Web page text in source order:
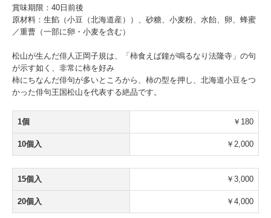
賞味期限：40日前後
原材料：生餡（小豆（北海道産））、砂糖、小麦粉、水飴、卵、蜂蜜
／重曹（一部に卵・小麦を含む）
松山が生んだ俳人正岡子規は、「柿食えば鐘が鳴るなり法隆寺」の句
が示す如く、非常に柿を好み
柿にちなんだ俳句が多いところから、柿の型を押し、北海道小豆をつ
かった俳句王国松山を代表する絶品です。
1個 ￥180
10個入 ￥2,000
15個入 ￥3,000
20個入 ￥4,000